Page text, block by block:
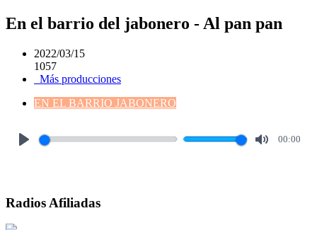
En el barrio del jabonero - Al pan pan
2022/03/15
1057
Más producciones
EN EL BARRIO JABONERO
00:00
Radios Afiliadas